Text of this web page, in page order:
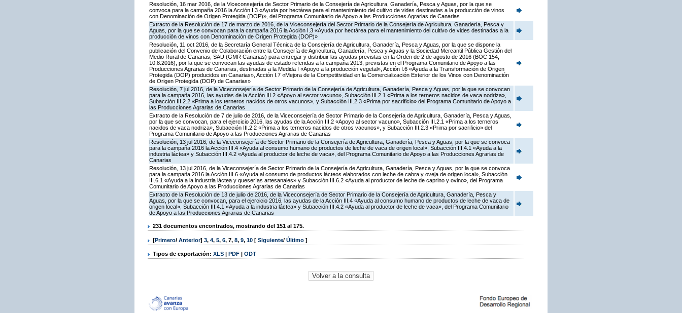
Resolución, 16 mar 2016, de la Viceconsejería de Sector Primario de la Consejería de Agricultura, Ganadería, Pesca y Aguas, por la que se
convoca para la campaña 2016 la Acción I.3 «Ayuda por hectárea para el mantenimiento del cultivo de vides destinadas a la producción de vinos
con Denominación de Origen Protegida (DOP)», del Programa Comunitario de Apoyo a las Producciones Agrarias de Canarias
Extracto de la Resolución de 17 de marzo de 2016, de la Viceconsejería del Sector Primario de la Consejería de Agricultura, Ganadería, Pesca y
Aguas, por la que se convocan para la campaña 2016 la Acción I.3 «Ayuda por hectárea para el mantenimiento del cultivo de vides destinadas a la
producción de vinos con Denominación de Origen Protegida (DOP)»
Resolución, 11 oct 2016, de la Secretaría General Técnica de la Consejería de Agricultura, Ganadería, Pesca y Aguas, por la que se dispone la
publicación del Convenio de Colaboración entre la Consejería de Agricultura, Ganadería, Pesca y Aguas y la Sociedad Mercantil Pública Gestión del
Medio Rural de Canarias, SAU (GMR Canarias) para entregar y distribuir las ayudas previstas en la Orden de 2 de agosto de 2016 (BOC 154,
10.8.2016), por la que se convocan las ayudas de estado referidas a la campaña 2013, previstas en el Programa Comunitario de Apoyo a las
Producciones Agrarias de Canarias, destinadas a la Medida I «Apoyo a la producción vegetal», Acción I.6 «Ayuda a la Transformación de Origen
Protegida (DOP) producidos en Canarias», Acción I.7 «Mejora de la Competitividad en la Comercialización Exterior de los Vinos con Denominación
de Origen Protegida (DOP) de Canarias»
Resolución, 7 jul 2016, de la Viceconsejería de Sector Primario de la Consejería de Agricultura, Ganadería, Pesca y Aguas, por la que se convocan
para la campaña 2016, las ayudas de la Acción III.2 «Apoyo al sector vacuno», Subacción III.2.1 «Prima a los terneros nacidos de vaca nodriza»,
Subacción III.2.2 «Prima a los terneros nacidos de otros vacunos», y Subacción III.2.3 «Prima por sacrificio» del Programa Comunitario de Apoyo a
las Producciones Agrarias de Canarias
Extracto de la Resolución de 7 de julio de 2016, de la Viceconsejería de Sector Primario de la Consejería de Agricultura, Ganadería, Pesca y Aguas,
por la que se convocan, para el ejercicio 2016, las ayudas de la Acción III.2 «Apoyo al sector vacuno», Subacción III.2.1 «Prima a los terneros
nacidos de vaca nodriza», Subacción III.2.2 «Prima a los terneros nacidos de otros vacunos», y Subacción III.2.3 «Prima por sacrificio» del
Programa Comunitario de Apoyo a las Producciones Agrarias de Canarias
Resolución, 13 jul 2016, de la Viceconsejería de Sector Primario de la Consejería de Agricultura, Ganadería, Pesca y Aguas, por la que se convoca
para la campaña 2016 la Acción III.4 «Ayuda al consumo humano de productos de leche de vaca de origen local», Subacción III.4.1 «Ayuda a la
industria láctea» y Subacción III.4.2 «Ayuda al productor de leche de vaca», del Programa Comunitario de Apoyo a las Producciones Agrarias de
Canarias
Resolución, 13 jul 2016, de la Viceconsejería de Sector Primario de la Consejería de Agricultura, Ganadería, Pesca y Aguas, por la que se convoca
para la campaña 2016 la Acción III.6 «Ayuda al consumo de productos lácteos elaborados con leche de cabra y oveja de origen local», Subacción
III.6.1 «Ayuda a la industria láctea y queserías artesanales» y Subacción III.6.2 «Ayuda al productor de leche de caprino y ovino», del Programa
Comunitario de Apoyo a las Producciones Agrarias de Canarias
Extracto de la Resolución de 13 de julio de 2016, de la Viceconsejería de Sector Primario de la Consejería de Agricultura, Ganadería, Pesca y
Aguas, por la que se convocan, para el ejercicio 2016, las ayudas de la Acción III.4 «Ayuda al consumo humano de productos de leche de vaca de
origen local», Subacción III.4.1 «Ayuda a la industria láctea» y Subacción III.4.2 «Ayuda al productor de leche de vaca», del Programa Comunitario
de Apoyo a las Producciones Agrarias de Canarias
231 documentos encontrados, mostrando del 151 al 175.
[Primero/ Anterior] 3, 4, 5, 6, 7, 8, 9, 10 [ Siguiente/ Último ]
Tipos de exportación: XLS | PDF | ODT